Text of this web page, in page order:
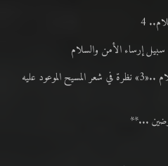
4
إرساء الأمن والسلام
رأيٌ في لغة المسيح الموعود عليه السلام ..«3» نظرة في شعر المسيح الموعود عليه
...**